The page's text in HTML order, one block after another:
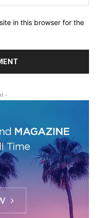
in this browser for the
-